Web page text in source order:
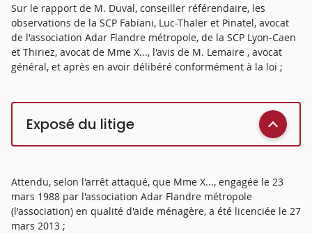
Sur le rapport de M. Duval, conseiller référendaire, les
observations de la SCP Fabiani, Luc-Thaler et Pinatel, avocat
de l'association Adar Flandre métropole, de la SCP Lyon-Caen
et Thiriez, avocat de Mme X..., l'avis de M. Lemaire , avocat
général, et après en avoir délibéré conformément à la loi ;
Exposé du litige
Attendu, selon l'arrêt attaqué, que Mme X..., engagée le 23
mars 1988 par l'association Adar Flandre métropole
(l'association) en qualité d'aide ménagère, a été licenciée le 27
mars 2013 ;